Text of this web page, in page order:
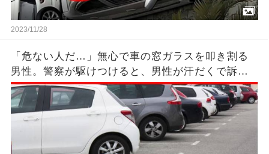
2023/11/28
「危ない人だ…」無心で車の窓ガラスを叩き割る
男性。警察が駆けつけると、男性が汗だくで訴え
た内容はあまりにも悲惨だった。